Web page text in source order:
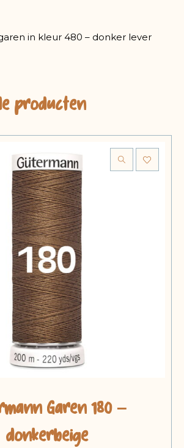
in kleur 480 – donker lever
producten
Garen 180 –
donkerbeige